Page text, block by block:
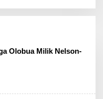
Olobua Milik Nelson-